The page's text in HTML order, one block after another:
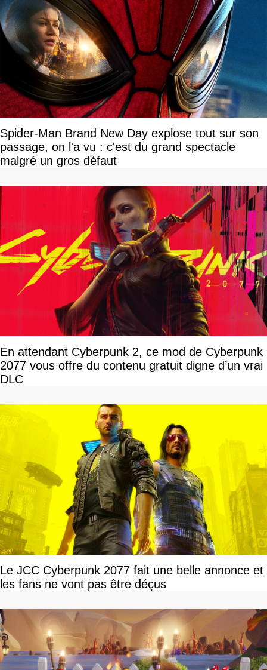
Spider-Man Brand New Day explose tout sur son
passage, on l'a vu : c'est du grand spectacle
malgré un gros défaut
En attendant Cyberpunk 2, ce mod de Cyberpunk
2077 vous offre du contenu gratuit digne d’un vrai
DLC
Le JCC Cyberpunk 2077 fait une belle annonce et
les fans ne vont pas être déçus